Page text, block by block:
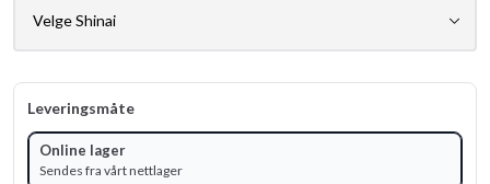
Leveringsmåte
Online lager
Sendes fra vårt nettlager